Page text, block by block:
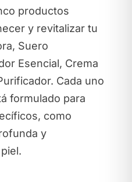
productos
y revitalizar tu
Suero
Esencial, Crema
Cada uno
formulado para
como
y